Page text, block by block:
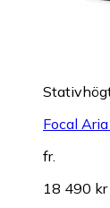
Focal
fr.
18 490 kr